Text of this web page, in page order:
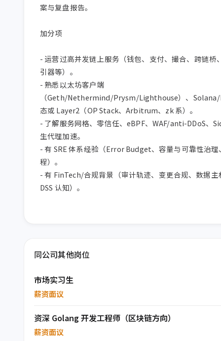
案与复盘报告。
加分项
- 运营过高并发链上服务（钱包、支付、撮合、跨链桥
引器等）。
- 熟悉以太坊客户端
（Geth/Nethermind/Prysm/Lighthouse）、
态或 Layer2（OP Stack、Arbitrum、zk 系）。
- 了解服务网格、零信任、eBPF、WAF/anti-DDoS、
生代理加速。
- 有 SRE 体系经验（Error Budget、容量与可靠性治
程）。
- 有 FinTech/合规背景（审计轨迹、变更合规、数据主
DSS 认知）。
同公司其他岗位
市场实习生
薪资面议
资深 Golang 开发工程师（区块链方向）
薪资面议